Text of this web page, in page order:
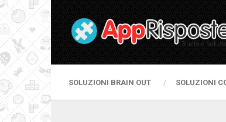
SOLUZIONI BRAIN OUT SOLUZIONI